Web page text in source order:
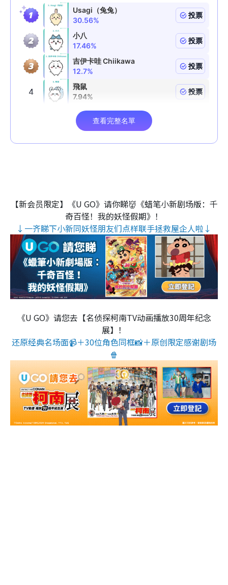
【新会员限定】《U GO》请你睇👹《蜡笔小新剧场版：千
奇百怪！我的妖怪假期》！
↓一齐睇下小新同妖怪朋友们点样联手拯救屋企人啦↓
《U GO》请您去【名侦探柯南TV动画播放30周年纪念
展】！
还原经典名场面📹＋30位角色同框📸＋原创限定感谢剧场
🍿